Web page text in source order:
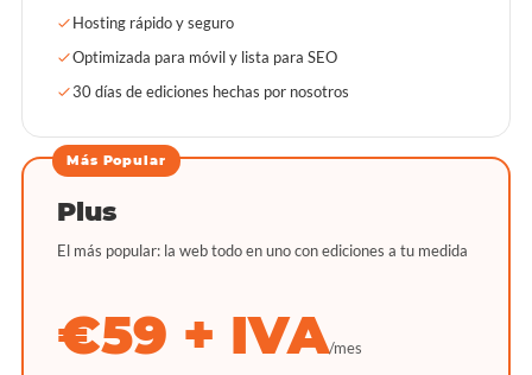
Hosting rápido y seguro
Optimizada para móvil y lista para SEO
30 días de ediciones hechas por nosotros
Más Popular
Plus
El más popular: la web todo en uno con ediciones a tu medida
€59 + IVA/mes